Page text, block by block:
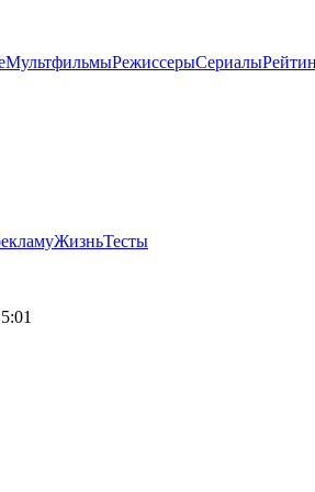
МультфильмыРежиссерыСериалы
ЖизньТесты